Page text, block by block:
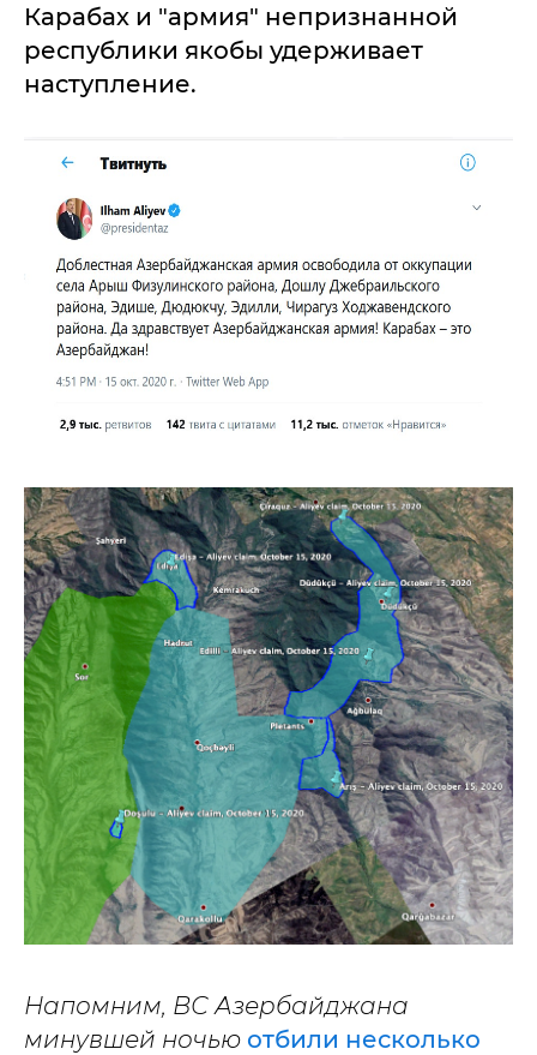
Карабах и "армия" непризнанной
республики якобы удерживает
наступление.
Напомним, ВС Азербайджана
минувшей ночью отбили несколько